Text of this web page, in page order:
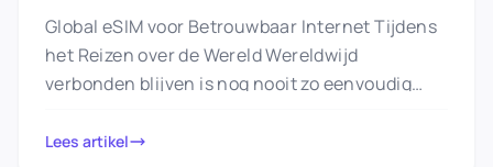
Global eSIM voor Betrouwbaar Internet Tijdens
het Reizen over de Wereld Wereldwijd
verbonden blijven is nog nooit zo eenvoudig
enkele…
Lees artikel